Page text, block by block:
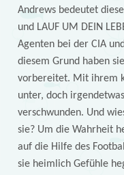
Andrews bedeutet
und LAUF UM DEIN
Agenten bei der CIA
diesem Grund haben
vorbereitet. Mit ihrem
unter, doch
verschwunden. Und
sie? Um die Wahrheit
auf die Hilfe des
sie heimlich Gefühle